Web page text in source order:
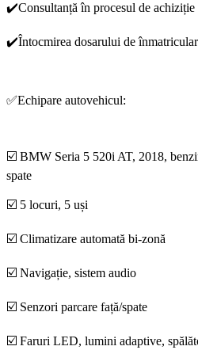
✔️Consultanță în procesul de achiziție
✔️Întocmirea dosarului de
✅Echipare autovehicul:
☑️ BMW Seria 5 520i AT, 2018,
spate
☑️ 5 locuri, 5 uși
☑️ Climatizare automată bi-zonă
☑️ Navigație, sistem audio
☑️ Senzori parcare față/spate
☑️ Faruri LED, lumini adaptive,